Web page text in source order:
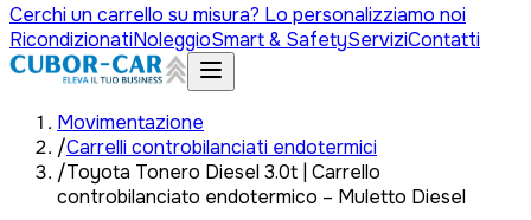
Cerchi un carrello su misura? Lo personalizziamo noi
RicondizionatiNoleggioSmart & SafetyServiziContatti
Movimentazione
/Carrelli controbilanciati endotermici
/Toyota Tonero Diesel 3.0t | Carrello
controbilanciato endotermico – Muletto Diesel